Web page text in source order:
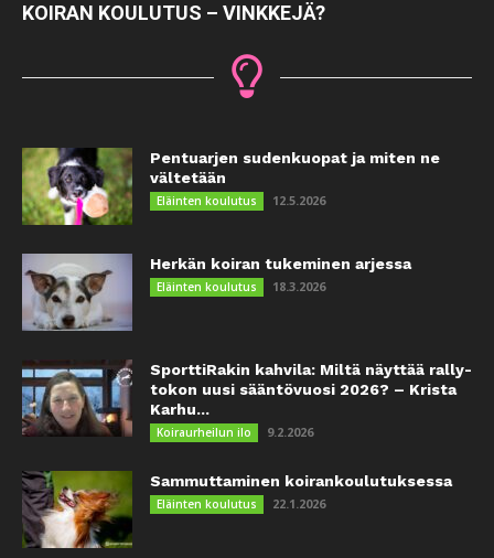
KOIRAN KOULUTUS – VINKKEJÄ?
Pentuarjen sudenkuopat ja miten ne
vältetään
Eläinten koulutus 12.5.2026
Herkän koiran tukeminen arjessa
Eläinten koulutus 18.3.2026
SporttiRakin kahvila: Miltä näyttää rally-
tokon uusi sääntövuosi 2026? – Krista
Karhu...
Koiraurheilun ilo 9.2.2026
Sammuttaminen koirankoulutuksessa
Eläinten koulutus 22.1.2026